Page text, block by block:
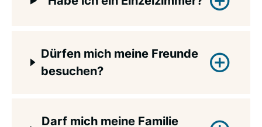
Ja, für jedes Mädchen gibt es ein
abschließbares Einzelzimmer.
Dürfen mich meine Freunde
besuchen?
Ja, deine Freunde dürfen dich mit Absprache
Darf mich meine Familie